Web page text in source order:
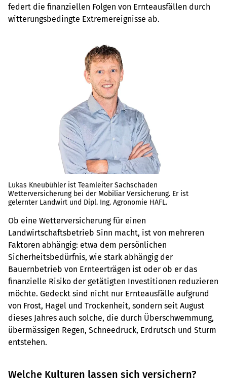
federt die finanziellen Folgen von Ernteausfällen durch
witterungsbedingte Extremereignisse ab.
Lukas Kneubühler ist Teamleiter Sachschaden
Wetterversicherung bei der Mobiliar Versicherung. Er ist
gelernter Landwirt und Dipl. Ing. Agronomie HAFL.
Ob eine Wetterversicherung für einen
Landwirtschaftsbetrieb Sinn macht, ist von mehreren
Faktoren abhängig: etwa dem persönlichen
Sicherheitsbedürfnis, wie stark abhängig der
Bauernbetrieb von Ernteerträgen ist oder ob er das
finanzielle Risiko der getätigten Investitionen reduzieren
möchte. Gedeckt sind nicht nur Ernteausfälle aufgrund
von Frost, Hagel und Trockenheit, sondern seit August
dieses Jahres auch solche, die durch Überschwemmung,
übermässigen Regen, Schneedruck, Erdrutsch und Sturm
entstehen.
Welche Kulturen lassen sich versichern?